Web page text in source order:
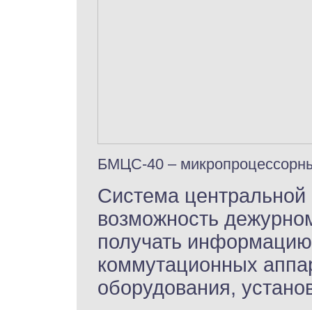
БМЦС-40 –
Система центральной
возможность
получать
коммутационных
оборудования,